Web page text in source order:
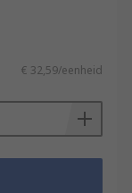
€ 32,59/eenheid